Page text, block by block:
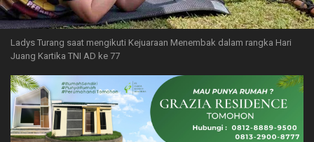
Ladys Turang saat mengikuti Kejuaraan Menembak dalam rangka Hari
Juang Kartika TNI AD ke 77